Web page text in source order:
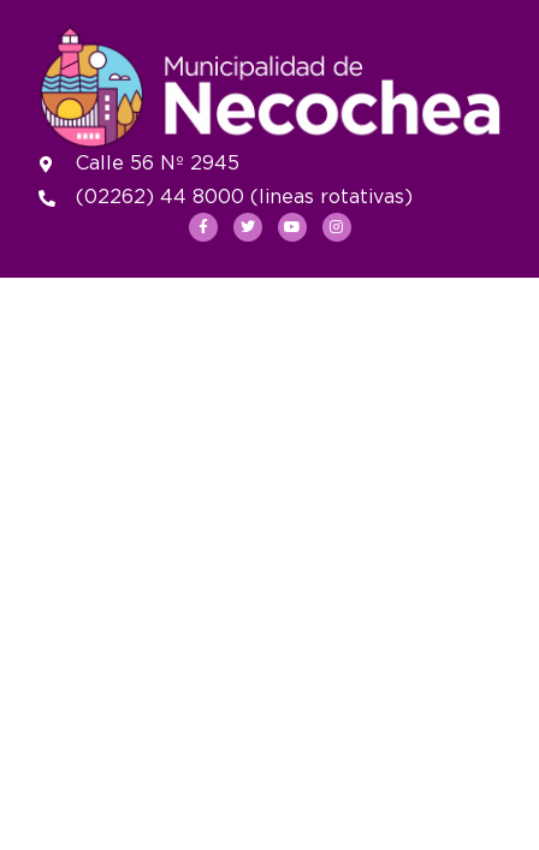
Calle 56 Nº 2945
(02262) 44 8000 (lineas rotativas)